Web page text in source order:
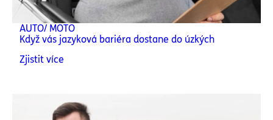
AUTO/ MOTO
Když vás jazyková bariéra dostane do úzkých
Zjistit více